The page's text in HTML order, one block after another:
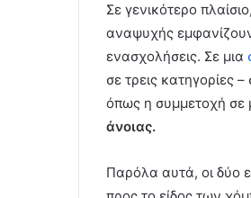
Σε γενικότερο
αναψυχής
ενασχολήσεις. Σε μια
σε τρεις κατηγορίες
όπως η συμμετοχή σε
άνοιας.
Παρόλα αυτά, οι δύο